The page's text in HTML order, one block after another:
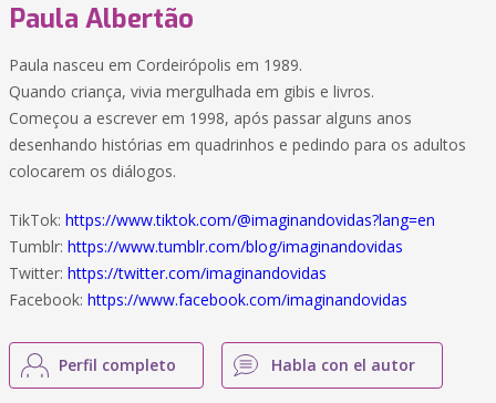
Paula Albertão
Paula nasceu em Cordeirópolis em 1989.
Quando criança, vivia mergulhada em gibis e livros.
Começou a escrever em 1998, após passar alguns anos
desenhando histórias em quadrinhos e pedindo para os adultos
colocarem os diálogos.
TikTok: https://www.tiktok.com/@imaginandovidas?lang=en
Tumblr: https://www.tumblr.com/blog/imaginandovidas
Twitter: https://twitter.com/imaginandovidas
Facebook: https://www.facebook.com/imaginandovidas
Perfil completo Habla con el autor